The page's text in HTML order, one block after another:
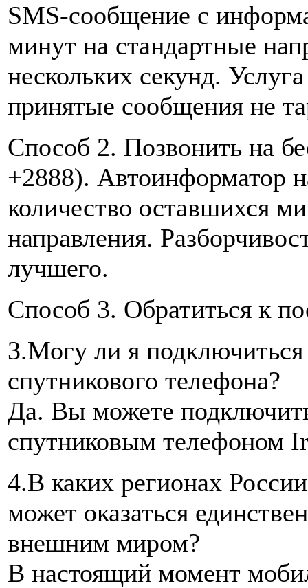
SMS-сообщение с
минут на стандартные
нескольких секунд.
принятые сообщения не
Способ 2. Позвонить на
+2888). Автоинформатор
количество оставшихся
направления.
лучшего.
Способ 3. Обратиться к
3.Могу ли я
спутникового телефона?
Да. Вы можете
спутниковым телефоном
4.В каких регионах
может оказаться
внешним миром?
В настоящий момент